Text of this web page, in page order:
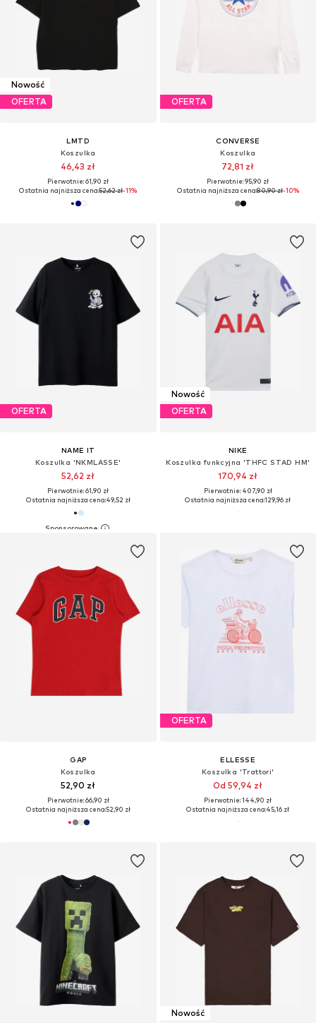
Nowość
OFERTA
LMTD
Koszulka
46,43 zł
Pierwotnie: 61,90 zł
Ostatnia najniższa cena:52,62 zł-11%
OFERTA
CONVERSE
Koszulka
72,81 zł
Pierwotnie: 95,90 zł
Ostatnia najniższa cena:80,90 zł-10%
OFERTA
NAME IT
Koszulka 'NKMLASSE'
52,62 zł
Pierwotnie: 61,90 zł
Ostatnia najniższa cena:49,52 zł
Nowość
OFERTA
NIKE
Koszulka funkcyjna 'THFC STAD HM'
170,94 zł
Pierwotnie: 407,90 zł
Ostatnia najniższa cena:129,96 zł
GAP
Koszulka
52,90 zł
Pierwotnie: 66,90 zł
Ostatnia najniższa cena:52,90 zł
OFERTA
ELLESSE
Koszulka 'Trattori'
Od 59,94 zł
Pierwotnie: 144,90 zł
Ostatnia najniższa cena:45,16 zł
Nowość